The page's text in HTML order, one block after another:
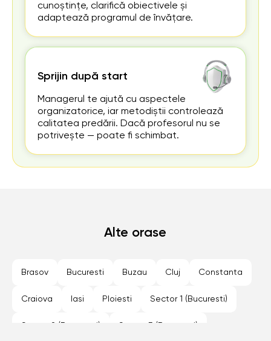
cunoștințe, clarifică obiectivele și
adaptează programul de învățare.
Sprijin după start
Managerul te ajută cu aspectele
organizatorice, iar metodiștii controlează
calitatea predării. Dacă profesorul nu se
potrivește — poate fi schimbat.
Alte orase
Brasov Bucuresti Buzau Cluj Constanta
Craiova Iasi Ploiesti Sector 1 (Bucuresti)
Sector 2 (Bucuresti) Sector 3 (Bucuresti)